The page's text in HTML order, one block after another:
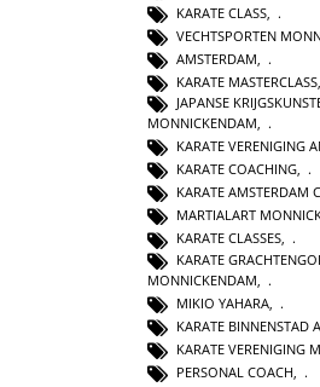
KARATE CLASS
VECHTSPORTEN
AMSTERDAM,
KARATE MASTERCLASS
JAPANSE
MONNICKENDAM,
KARATE VERENIGING
KARATE COACHING,
KARATE AMSTERDAM
MARTIALART
KARATE CLASSES,
KARATE
MONNICKENDAM
MIKIO YAHARA
KARATE BINNENSTAD
KARATE VERENIGING
PERSONAL COACH